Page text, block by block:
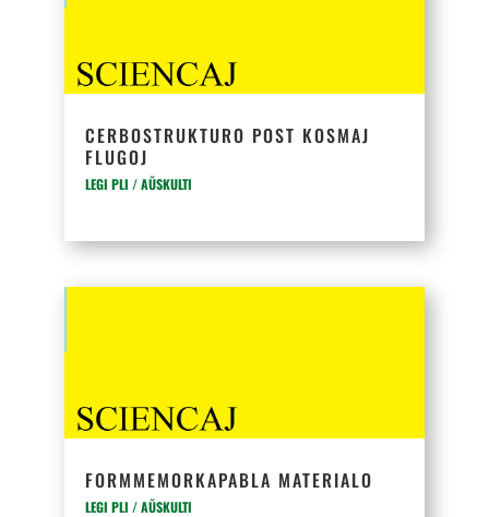
CERBOSTRUKTURO POST KOSMAJ
FLUGOJ
LEGI PLI / AŬSKULTI
FORMMEMORKAPABLA MATERIALO
LEGI PLI / AŬSKULTI